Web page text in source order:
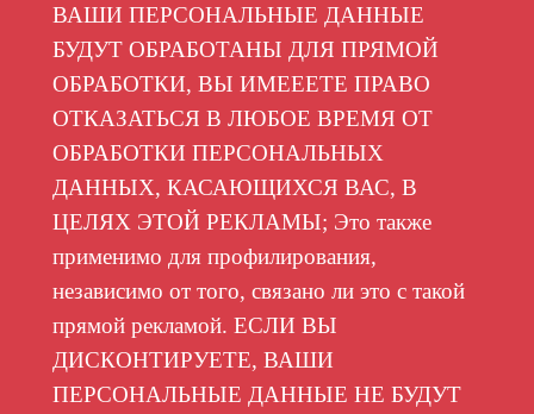
ВАШИ ПЕРСОНАЛЬНЫЕ ДАННЫЕ
БУДУТ ОБРАБОТАНЫ ДЛЯ ПРЯМОЙ
ОБРАБОТКИ, ВЫ ИМЕЕЕТЕ ПРАВО
ОТКАЗАТЬСЯ В ЛЮБОЕ ВРЕМЯ ОТ
ОБРАБОТКИ ПЕРСОНАЛЬНЫХ
ДАННЫХ, КАСАЮЩИХСЯ ВАС, В
ЦЕЛЯХ ЭТОЙ РЕКЛАМЫ; Это также
применимо для профилирования,
независимо от того, связано ли это с такой
прямой рекламой. ЕСЛИ ВЫ
ДИСКОНТИРУЕТЕ, ВАШИ
ПЕРСОНАЛЬНЫЕ ДАННЫЕ НЕ БУДУТ